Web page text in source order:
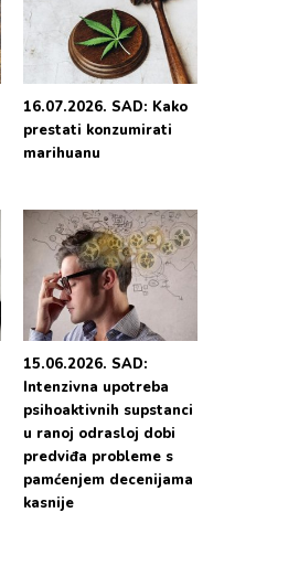
16.07.2026. SAD: Kako
prestati konzumirati
marihuanu
15.06.2026. SAD:
Intenzivna upotreba
psihoaktivnih supstanci
u ranoj odrasloj dobi
predviđa probleme s
pamćenjem decenijama
kasnije